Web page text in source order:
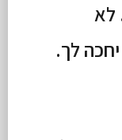
לא
לך.